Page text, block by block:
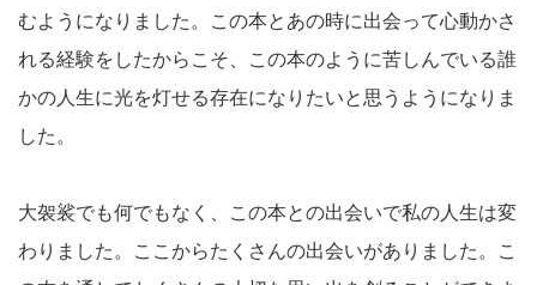
むようになりました。この本とあの時に出会って心動かさ
れる経験をしたからこそ、この本のように苦しんでいる誰
かの人生に光を灯せる存在になりたいと思うようになりま
した。
大袈裟でも何でもなく、この本との出会いで私の人生は変
わりました。ここからたくさんの出会いがありました。こ